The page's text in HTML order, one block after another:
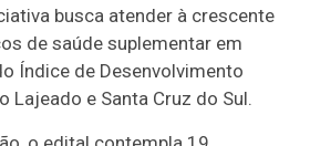
busca atender à crescente
de saúde suplementar em
Índice de Desenvolvimento
Lajeado e Santa Cruz do Sul.